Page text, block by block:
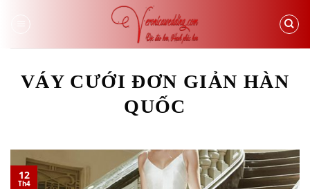
VÁY CƯỚI ĐƠN GIẢN HÀN
QUỐC
12
Th4